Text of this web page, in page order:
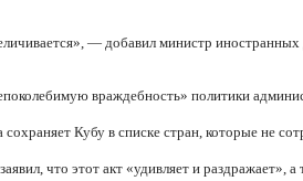
— добавил министр иностранных
враждебность» политики
сохраняет Кубу в списке стран, которые не
что этот акт «удивляет и раздражает»,